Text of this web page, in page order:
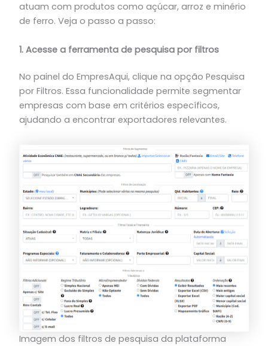
atuam com produtos como açúcar, arroz e minério
de ferro. Veja o passo a passo:
1. Acesse a ferramenta de pesquisa por filtros
No painel do EmpresAqui, clique na opção Pesquisa
por Filtros. Essa funcionalidade permite segmentar
empresas com base em critérios específicos,
ajudando a encontrar exportadores relevantes.
Imagem dos filtros de pesquisa da plataforma